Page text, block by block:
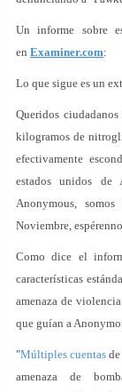
Un informe sobre
en Examiner.com:
Lo que sigue es un
Queridos
kilogramos de
efectivamente
estados unidos
Anonymous,
Noviembre,
Como dice el
características
amenaza de
que guían a
"Múltiples cuentas de
amenaza de